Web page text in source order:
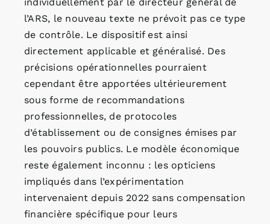
l’ARS, le nouveau texte ne prévoit pas ce type
de contrôle. Le dispositif est ainsi
directement applicable et généralisé. Des
précisions opérationnelles pourraient
cependant être apportées ultérieurement
sous forme de recommandations
professionnelles, de protocoles
d’établissement ou de consignes émises par
les pouvoirs publics. Le modèle économique
reste également inconnu : les opticiens
impliqués dans l’expérimentation
intervenaient depuis 2022 sans compensation
financière spécifique pour leurs